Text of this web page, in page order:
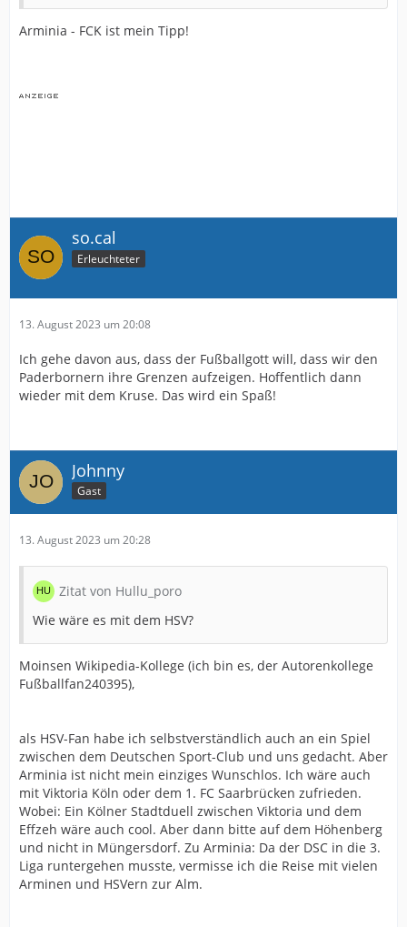
Arminia - FCK ist mein Tipp!
so.cal
Erleuchteter
13. August 2023 um 20:08
Ich gehe davon aus, dass der Fußballgott will, dass wir den
Paderbornern ihre Grenzen aufzeigen. Hoffentlich dann
wieder mit dem Kruse. Das wird ein Spaß!
Johnny
Gast
13. August 2023 um 20:28
Zitat von Hullu_poro
Wie wäre es mit dem HSV?
Moinsen Wikipedia-Kollege (ich bin es, der Autorenkollege
Fußballfan240395),
als HSV-Fan habe ich selbstverständlich auch an ein Spiel
zwischen dem Deutschen Sport-Club und uns gedacht. Aber
Arminia ist nicht mein einziges Wunschlos. Ich wäre auch
mit Viktoria Köln oder dem 1. FC Saarbrücken zufrieden.
Wobei: Ein Kölner Stadtduell zwischen Viktoria und dem
Effzeh wäre auch cool. Aber dann bitte auf dem Höhenberg
und nicht in Müngersdorf. Zu Arminia: Da der DSC in die 3.
Liga runtergehen musste, vermisse ich die Reise mit vielen
Arminen und HSVern zur Alm.